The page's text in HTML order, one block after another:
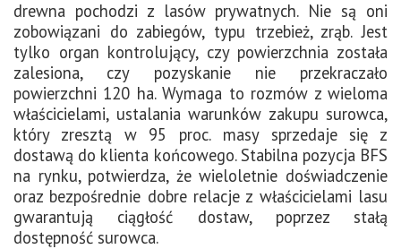
drewna pochodzi z lasów prywatnych. Nie są oni
zobowiązani do zabiegów, typu trzebież, zrąb. Jest
tylko organ kontrolujący, czy powierzchnia została
zalesiona, czy pozyskanie nie przekraczało
powierzchni 120 ha. Wymaga to rozmów z wieloma
właścicielami, ustalania warunków zakupu surowca,
który zresztą w 95 proc. masy sprzedaje się z
dostawą do klienta końcowego. Stabilna pozycja BFS
na rynku, potwierdza, że wieloletnie doświadczenie
oraz bezpośrednie dobre relacje z właścicielami lasu
gwarantują ciągłość dostaw, poprzez stałą
dostępność surowca.